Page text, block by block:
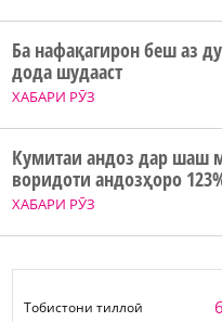
ХАБАРИ РӮЗ
Ба нафақагирон беш аз
дода шудааст
ХАБАРИ РӮЗ
Кумитаи андоз дар шаш
воридоти андозҳоро
Тобистони тиллоӣ 6